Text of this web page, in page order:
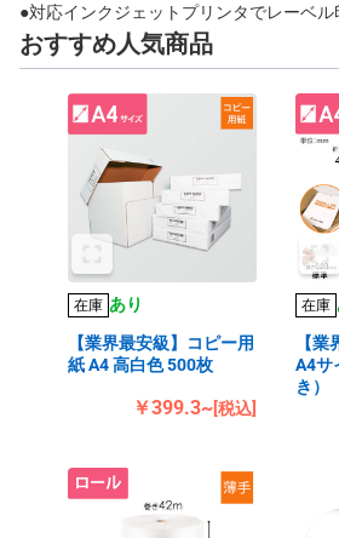
●対応インクジェットプリンタでレーベル
おすすめ人気商品
在庫 あり
【業界最安級】コピー用
紙 A4 高白色 500枚
￥399.3~[税込]
在庫
【
A4サ
き）